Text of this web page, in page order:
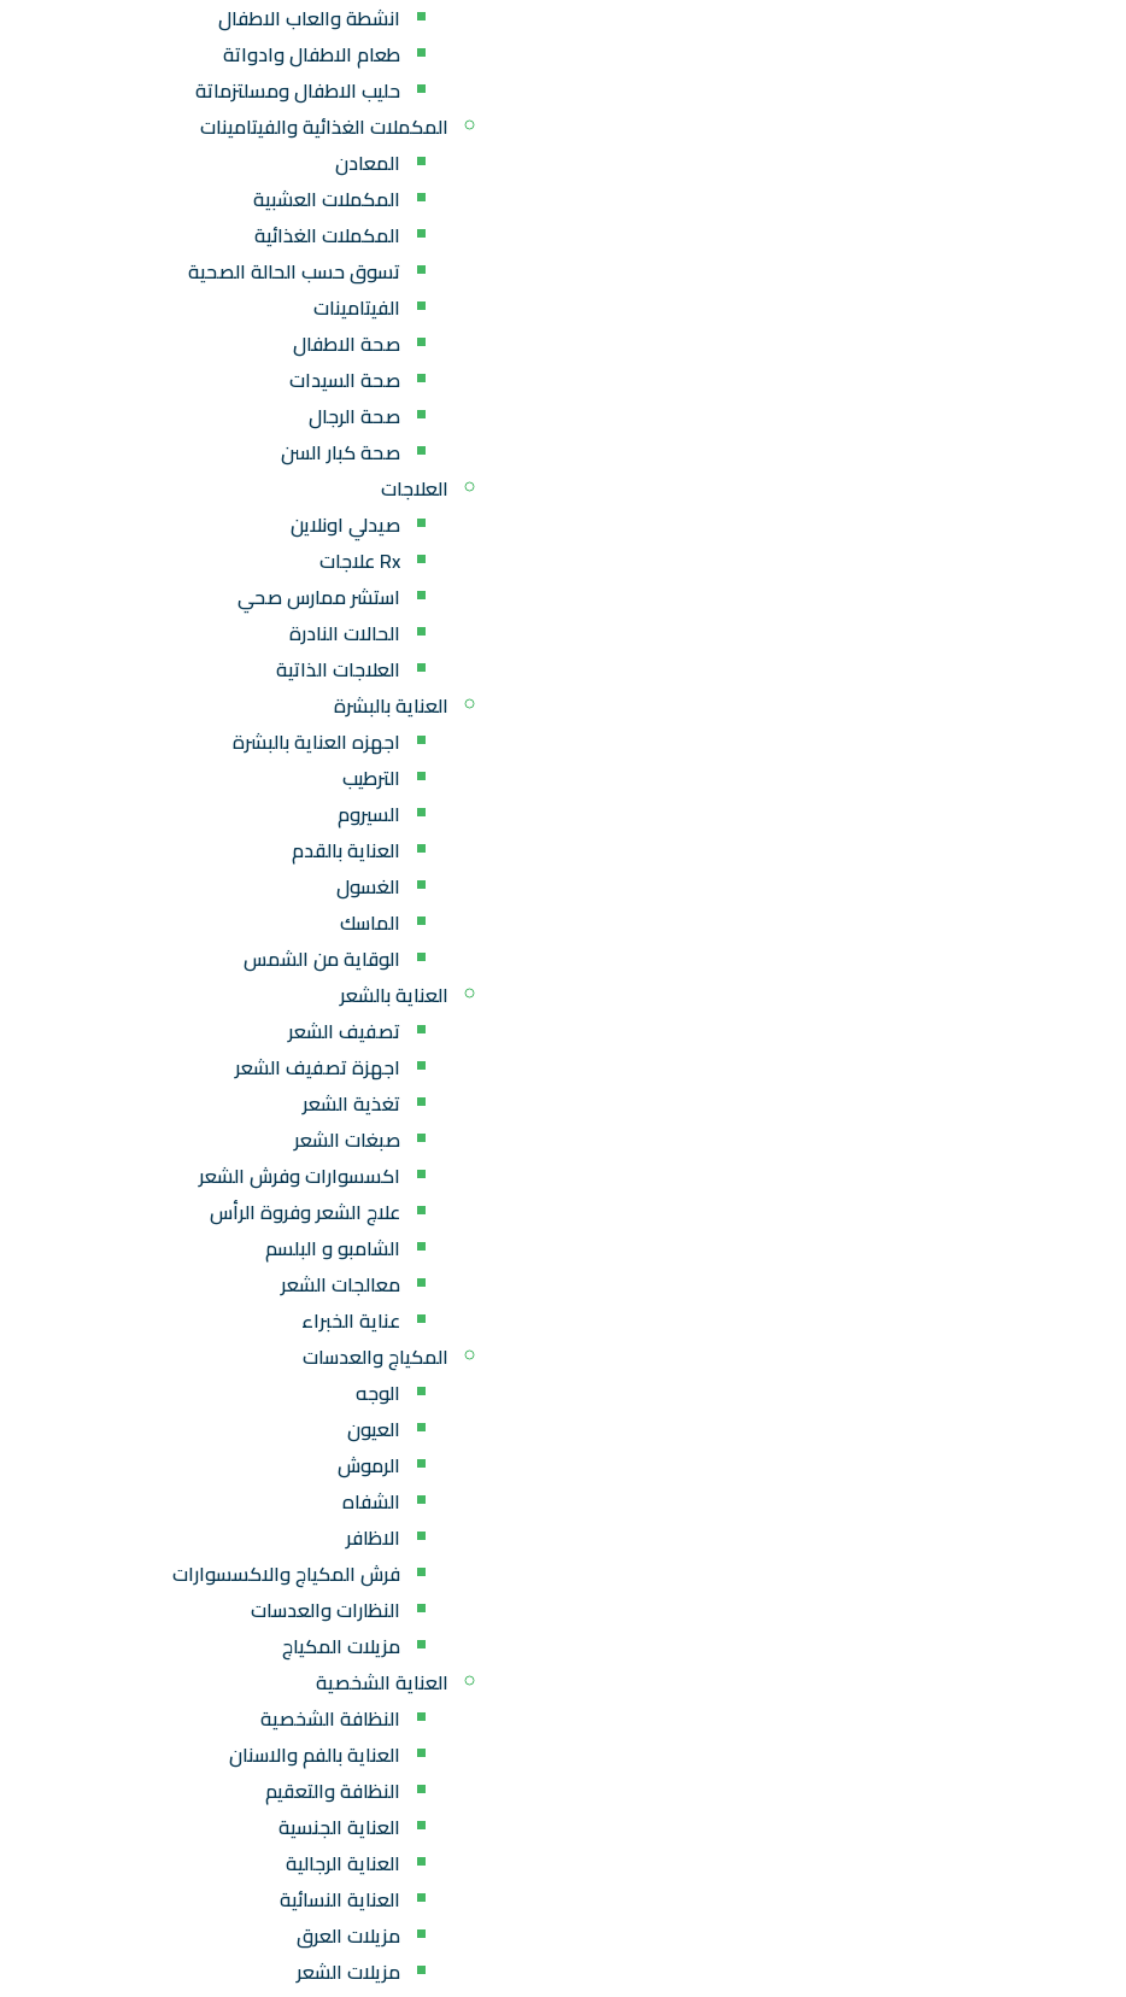
انشطة والعاب الاطفال
طعام الاطفال وادواتة
حليب الاطفال ومسلتزماتة
المكملات الغذائية والفيتامينات
المعادن
المكملات العشبية
المكملات الغذائية
تسوق حسب الحالة الصحية
الفيتامينات
صحة الاطفال
صحة السيدات
صحة الرجال
صحة كبار السن
العلاجات
صيدلي اونلاين
Rx علاجات
استشر ممارس صحي
الحالات النادرة
العلاجات الذاتية
العناية بالبشرة
اجهزه العناية بالبشرة
الترطيب
السيروم
العناية بالقدم
الغسول
الماسك
الوقاية من الشمس
العناية بالشعر
تصفيف الشعر
اجهزة تصفيف الشعر
تغذية الشعر
صبغات الشعر
اكسسوارات وفرش الشعر
علاج الشعر وفروة الرأس
الشامبو و البلسم
معالجات الشعر
عناية الخبراء
المكياج والعدسات
الوجه
العيون
الرموش
الشفاه
الاظافر
فرش المكياج والاكسسوارات
النظارات والعدسات
مزيلات المكياج
العناية الشخصية
النظافة الشخصية
العناية بالفم والاسنان
النظافة والتعقيم
العناية الجنسية
العناية الرجالية
العناية النسائية
مزيلات العرق
مزيلات الشعر